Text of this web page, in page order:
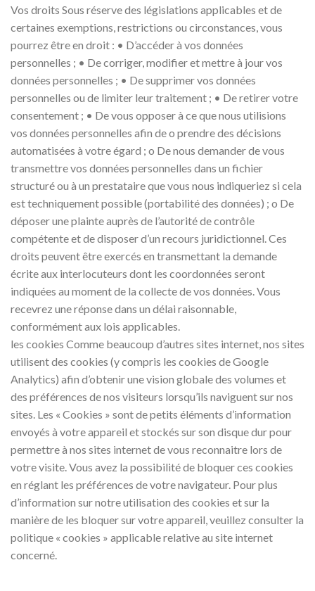
Vos droits Sous réserve des législations applicables et de
certaines exemptions, restrictions ou circonstances, vous
pourrez être en droit : • D’accéder à vos données
personnelles ; • De corriger, modifier et mettre à jour vos
données personnelles ; • De supprimer vos données
personnelles ou de limiter leur traitement ; • De retirer votre
consentement ; • De vous opposer à ce que nous utilisions
vos données personnelles afin de o prendre des décisions
automatisées à votre égard ; o De nous demander de vous
transmettre vos données personnelles dans un fichier
structuré ou à un prestataire que vous nous indiqueriez si cela
est techniquement possible (portabilité des données) ; o De
déposer une plainte auprès de l’autorité de contrôle
compétente et de disposer d’un recours juridictionnel. Ces
droits peuvent être exercés en transmettant la demande
écrite aux interlocuteurs dont les coordonnées seront
indiquées au moment de la collecte de vos données. Vous
recevrez une réponse dans un délai raisonnable,
conformément aux lois applicables.
les cookies Comme beaucoup d’autres sites internet, nos sites
utilisent des cookies (y compris les cookies de Google
Analytics) afin d’obtenir une vision globale des volumes et
des préférences de nos visiteurs lorsqu’ils naviguent sur nos
sites. Les « Cookies » sont de petits éléments d’information
envoyés à votre appareil et stockés sur son disque dur pour
permettre à nos sites internet de vous reconnaitre lors de
votre visite. Vous avez la possibilité de bloquer ces cookies
en réglant les préférences de votre navigateur. Pour plus
d’information sur notre utilisation des cookies et sur la
manière de les bloquer sur votre appareil, veuillez consulter la
politique « cookies » applicable relative au site internet
concerné.